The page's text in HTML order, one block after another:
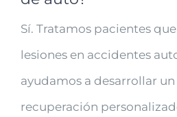
Sí. Tratamos pacientes
lesiones en accidentes
ayudamos a desarrollar
recuperación